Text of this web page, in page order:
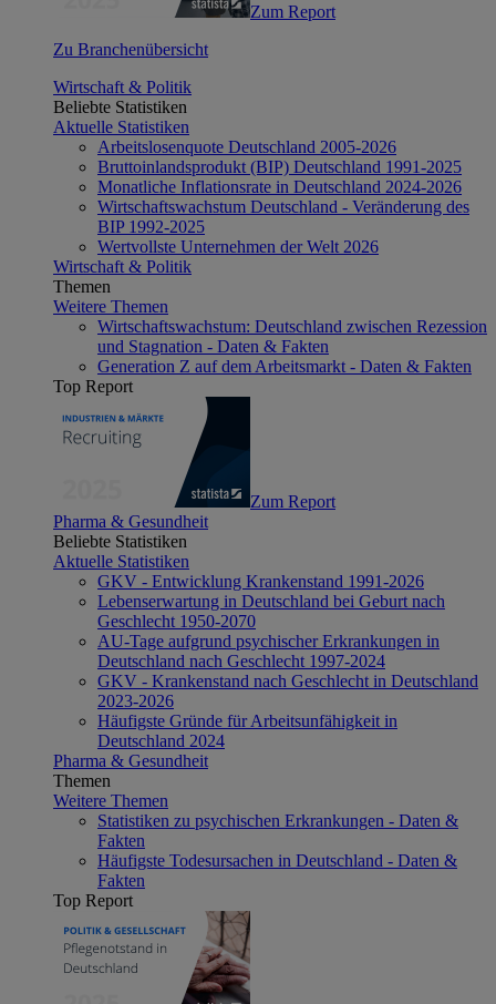
Zum Report
Zu Branchenübersicht
Wirtschaft & Politik
Beliebte Statistiken
Aktuelle Statistiken
Arbeitslosenquote Deutschland 2005-2026
Bruttoinlandsprodukt (BIP) Deutschland 1991-2025
Monatliche Inflationsrate in Deutschland 2024-2026
Wirtschaftswachstum Deutschland - Veränderung des
BIP 1992-2025
Wertvollste Unternehmen der Welt 2026
Wirtschaft & Politik
Themen
Weitere Themen
Wirtschaftswachstum: Deutschland zwischen Rezession
und Stagnation - Daten & Fakten
Generation Z auf dem Arbeitsmarkt - Daten & Fakten
Top Report
Zum Report
Pharma & Gesundheit
Beliebte Statistiken
Aktuelle Statistiken
GKV - Entwicklung Krankenstand 1991-2026
Lebenserwartung in Deutschland bei Geburt nach
Geschlecht 1950-2070
AU-Tage aufgrund psychischer Erkrankungen in
Deutschland nach Geschlecht 1997-2024
GKV - Krankenstand nach Geschlecht in Deutschland
2023-2026
Häufigste Gründe für Arbeitsunfähigkeit in
Deutschland 2024
Pharma & Gesundheit
Themen
Weitere Themen
Statistiken zu psychischen Erkrankungen - Daten &
Fakten
Häufigste Todesursachen in Deutschland - Daten &
Fakten
Top Report